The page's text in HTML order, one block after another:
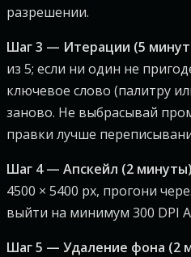
разрешении.
Шаг 3 — Итерации (5
из 5; если ни один не
ключевое слово (палитру
заново. Не выбрасывай
правки лучше
Шаг 4 — Апскейл (2
4500 × 5400 px, прогони
выйти на минимум 300 DPI
Шаг 5 — Удаление фона (2